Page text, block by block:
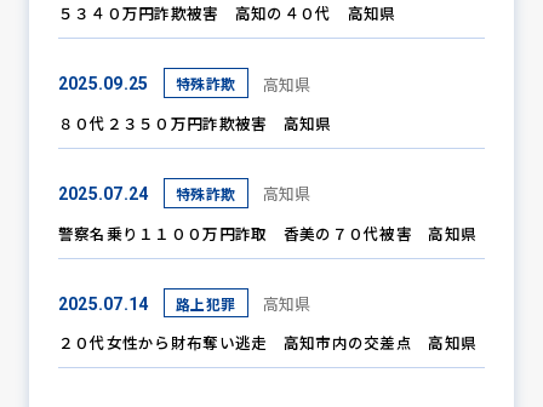
５３４０万円詐欺被害 高知の４０代 高知県
2025.09.25 特殊詐欺
高知県
８０代２３５０万円詐欺被害 高知県
2025.07.24 特殊詐欺
高知県
警察名乗り１１００万円詐取 香美の７０代被害 高知県
2025.07.14 路上犯罪
高知県
２０代女性から財布奪い逃走 高知市内の交差点 高知県